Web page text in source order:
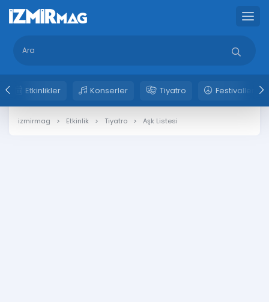
Etkinlikler Konserler Tiyatro Festivaller
izmirmag Etkinlik Tiyatro Aşk Listesi